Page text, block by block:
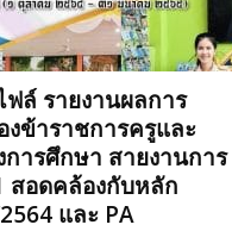
ล์ รายงานผลการ
ข้าราชการครูและ
ารศึกษา สายงานการ
สอดคล้องกับหลัก
และ PA